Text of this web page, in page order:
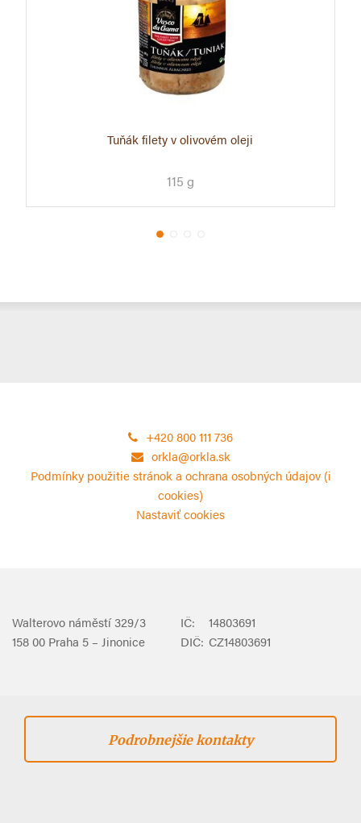
Tuňák filety v olivovém oleji
115 g
+420 800 111 736
orkla@orkla.sk
Podmínky použitie stránok a ochrana osobných údajov (i
cookies)
Nastaviť cookies
Walterovo náměstí 329/3
158 00 Praha 5 – Jinonice
IČ:
14803691
DIČ: CZ14803691
Podrobnejšie kontakty